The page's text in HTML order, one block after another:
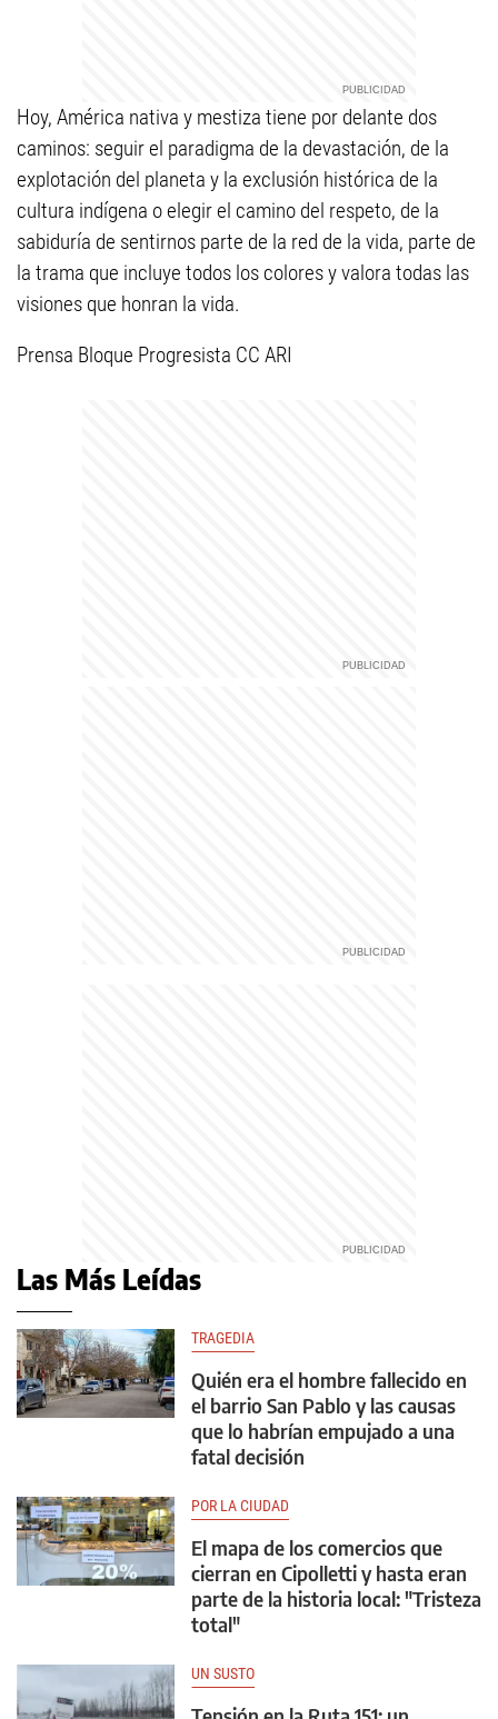
Hoy, América nativa y mestiza tiene por delante dos
caminos: seguir el paradigma de la devastación, de la
explotación del planeta y la exclusión histórica de la
cultura indígena o elegir el camino del respeto, de la
sabiduría de sentirnos parte de la red de la vida, parte de
la trama que incluye todos los colores y valora todas las
visiones que honran la vida.
Prensa Bloque Progresista CC ARI
Las Más Leídas
TRAGEDIA
Quién era el hombre fallecido en
el barrio San Pablo y las causas
que lo habrían empujado a una
fatal decisión
POR LA CIUDAD
El mapa de los comercios que
cierran en Cipolletti y hasta eran
parte de la historia local: "Tristeza
total"
UN SUSTO